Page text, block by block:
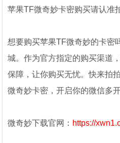
苹果TF微奇妙卡密购买请认准
想要购买苹果TF微奇妙的卡密
城。作为官方指定的购买渠道
保障，让你购买无忧。快来拍
微奇妙卡密，开启你的微信多
微奇妙下载官网： https://